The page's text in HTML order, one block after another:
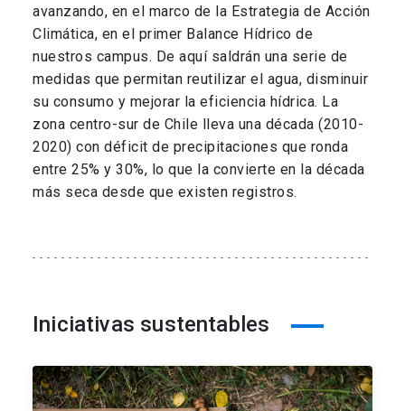
avanzando, en el marco de la Estrategia de Acción
Climática, en el primer Balance Hídrico de
nuestros campus. De aquí saldrán una serie de
medidas que permitan reutilizar el agua, disminuir
su consumo y mejorar la eficiencia hídrica. La
zona centro-sur de Chile lleva una década (2010-
2020) con déficit de precipitaciones que ronda
entre 25% y 30%, lo que la convierte en la década
más seca desde que existen registros.
Iniciativas sustentables